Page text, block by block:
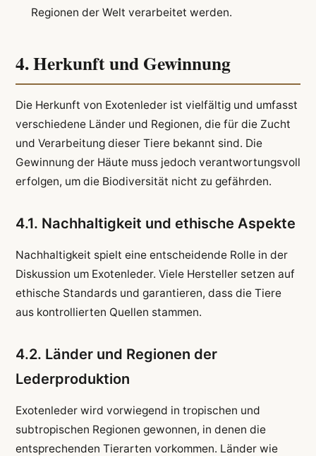
Regionen der Welt verarbeitet werden.
4. Herkunft und Gewinnung
Die Herkunft von Exotenleder ist vielfältig und umfasst
verschiedene Länder und Regionen, die für die Zucht
und Verarbeitung dieser Tiere bekannt sind. Die
Gewinnung der Häute muss jedoch verantwortungsvoll
erfolgen, um die Biodiversität nicht zu gefährden.
4.1. Nachhaltigkeit und ethische Aspekte
Nachhaltigkeit spielt eine entscheidende Rolle in der
Diskussion um Exotenleder. Viele Hersteller setzen auf
ethische Standards und garantieren, dass die Tiere
aus kontrollierten Quellen stammen.
4.2. Länder und Regionen der
Lederproduktion
Exotenleder wird vorwiegend in tropischen und
subtropischen Regionen gewonnen, in denen die
entsprechenden Tierarten vorkommen. Länder wie